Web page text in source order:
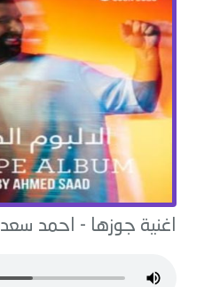
اغنية جوزها - احمد سعد